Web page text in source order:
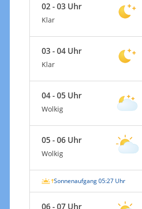
02 - 03 Uhr
Klar
03 - 04 Uhr
Klar
04 - 05 Uhr
Wolkig
05 - 06 Uhr
Wolkig
Sonnenaufgang 05:27 Uhr
06 - 07 Uhr